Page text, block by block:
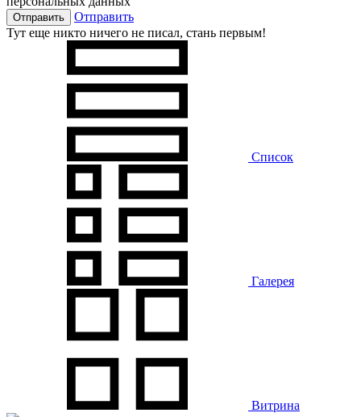
Отправить
Тут еще никто ничего не писал, стань первым!
Список
Галерея
Витрина